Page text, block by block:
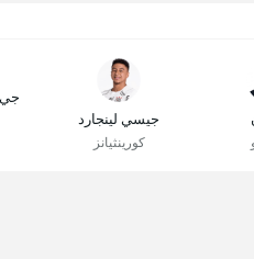
جيسي لينجارد
كورينثيانز